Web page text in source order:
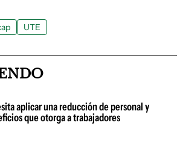
UTE
aplicar una reducción de personal y
que otorga a trabajadores